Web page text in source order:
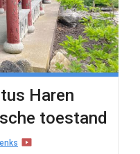
Haren
toestand